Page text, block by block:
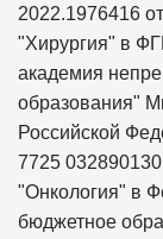
2022.1976416
"Хирургия" в
академия
образования"
Российской
7725
"Онкология" в
бюджетное